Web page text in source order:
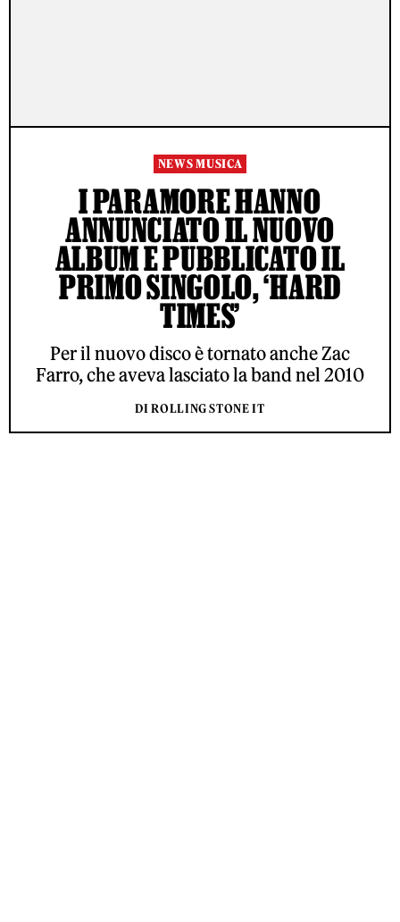
NEWS MUSICA
I PARAMORE HANNO
ANNUNCIATO IL NUOVO
ALBUM E PUBBLICATO IL
PRIMO SINGOLO, ‘HARD
TIMES’
Per il nuovo disco è tornato anche Zac
Farro, che aveva lasciato la band nel 2010
DI ROLLING STONE IT